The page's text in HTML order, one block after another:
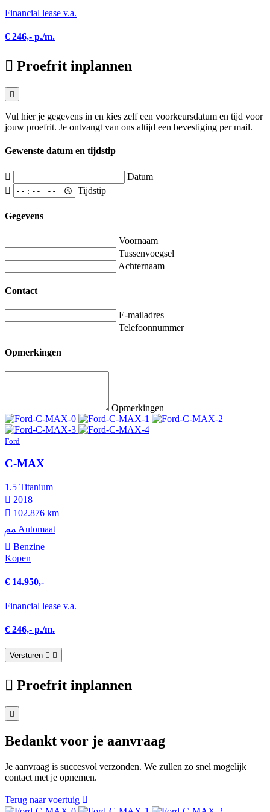
Financial lease v.a.
€ 246,- p./m.
Proefrit inplannen
Vul hier je gegevens in en kies zelf een voorkeursdatum en tijd voor
jouw proefrit. Je ontvangt van ons altijd een bevestiging per mail.
Gewenste datum en tijdstip
Datum
Tijdstip
Gegevens
Voornaam
Tussenvoegsel
Achternaam
Contact
E-mailadres
Telefoonnummer
Opmerkingen
Opmerkingen
Ford
C-MAX
1.5 Titanium
2018
102.876 km
Automaat
Benzine
Kopen
€ 14.950,-
Financial lease v.a.
€ 246,- p./m.
Versturen
Proefrit inplannen
Bedankt voor je aanvraag
Je aanvraag is succesvol verzonden. We zullen zo snel mogelijk
contact met je opnemen.
Terug naar voertuig